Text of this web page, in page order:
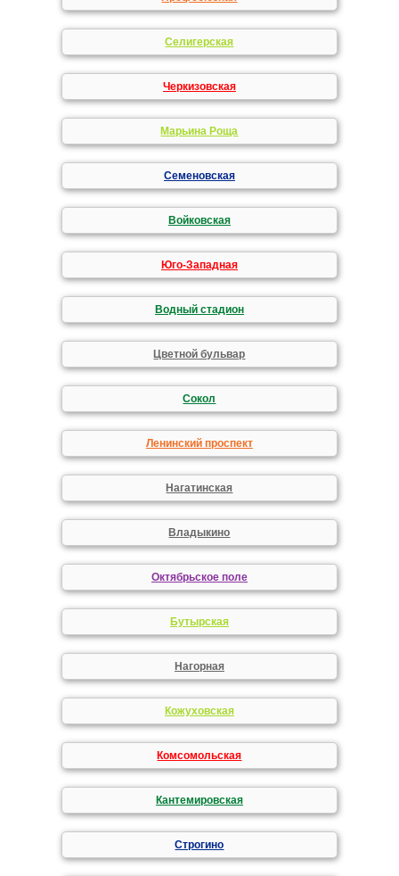
Селигерская
Черкизовская
Марьина Роща
Семеновская
Войковская
Юго-Западная
Водный стадион
Цветной бульвар
Сокол
Ленинский проспект
Нагатинская
Владыкино
Октябрьское поле
Бутырская
Нагорная
Кожуховская
Комсомольская
Кантемировская
Строгино